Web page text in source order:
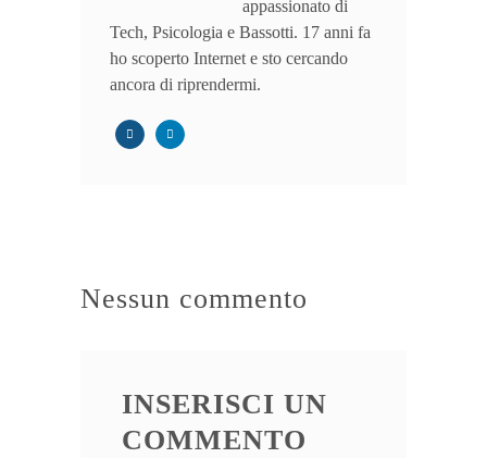
appassionato di
Tech, Psicologia e Bassotti. 17 anni fa
ho scoperto Internet e sto cercando
ancora di riprendermi.
Nessun commento
INSERISCI UN
COMMENTO